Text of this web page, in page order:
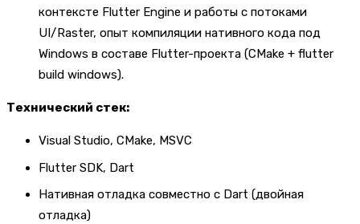
контексте Flutter Engine и работы с потоками
UI/Raster, опыт компиляции нативного кода под
Windows в составе Flutter-проекта (CMake + flutter
build windows).
Технический стек:
Visual Studio, CMake, MSVC
Flutter SDK, Dart
Нативная отладка совместно с Dart (двойная
отладка)